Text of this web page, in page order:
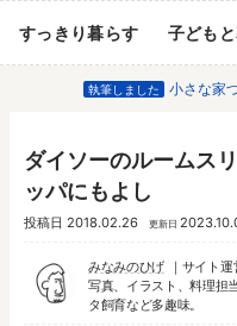
すっきり暮らす 子ども
執筆しました 小さな家
ダイソーのルームス
ッパにもよし
投稿日 2018.02.26 更新日
みなみのひげ
サイト運
写真、イラスト、料理担
タ飼育など多趣味。